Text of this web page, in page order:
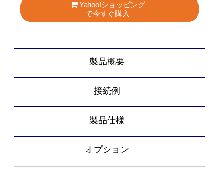
Yahoo!ショッピング
で今すぐ購入
製品概要
接続例
製品仕様
オプション